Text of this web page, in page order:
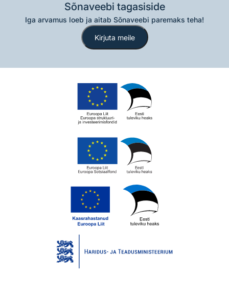
Sõnaveebi tagasiside
Iga arvamus loeb ja aitab Sõnaveebi paremaks teha!
Kirjuta meile